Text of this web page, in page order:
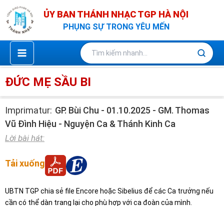
Nhảy
tới
nội
dung
ỦY BAN THÁNH NHẠC TGP HÀ NỘI
PHỤNG SỰ TRONG YÊU MẾN
ĐỨC MẸ SẦU BI
Imprimatur: GP. Bùi Chu - 01.10.2025 - GM. Thomas
Vũ Đình Hiệu - Nguyện Ca & Thánh Kinh Ca
Lời bài hát:
Tải xuống
UBTN TGP chia sẻ file Encore hoặc Sibelius để các Ca trưởng nếu
cần có thể dàn trang lại cho phù hợp với ca đoàn của mình.